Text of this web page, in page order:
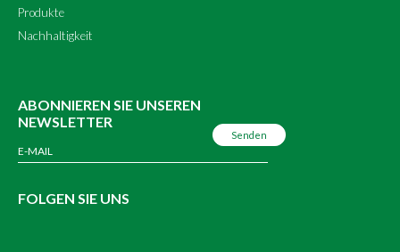
Produkte
Nachhaltigkeit
ABONNIEREN SIE UNSEREN
NEWSLETTER
FOLGEN SIE UNS